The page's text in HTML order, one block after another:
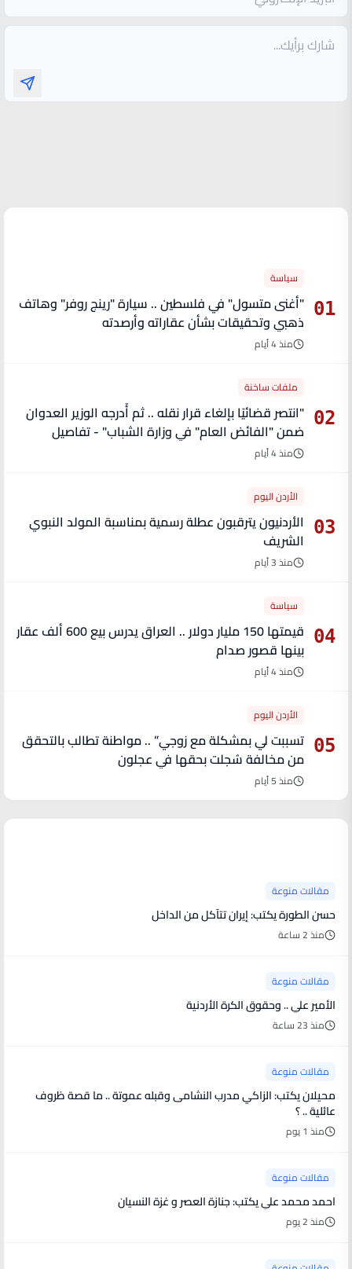
01
سياسة
"أغنى متسول" في فلسطين .. سيارة "رينج روفر" وهاتف
ذهبي وتحقيقات بشأن عقاراته وأرصدته
منذ 4 أيام
02
ملفات ساخنة
"انتصر قضائيًا بإلغاء قرار نقله .. ثم أُدرجه الوزير العدوان
ضمن "الفائض العام" في وزارة الشباب" - تفاصيل
منذ 4 أيام
03
الأردن اليوم
الأردنيون يترقبون عطلة رسمية بمناسبة المولد النبوي
الشريف
منذ 3 أيام
04
سياسة
قيمتها 150 مليار دولار .. العراق يدرس بيع 600 ألف عقار
بينها قصور صدام
منذ 4 أيام
05
الأردن اليوم
تسببت لي بمشكلة مع زوجي” .. مواطنة تطالب بالتحقق
من مخالفة سُجلت بحقها في عجلون
منذ 5 أيام
مقالات منوعة
حسن الطورة يكتب: إيران تتآكل من الداخل
منذ 2 ساعة
مقالات منوعة
الأمير علي .. وحقوق الكرة الأردنية
منذ 23 ساعة
مقالات منوعة
محيلان يكتب: الزاكي مدرب النشامى وقبله عموتة .. ما قصة ظروف
عائلية .. ؟
منذ 1 يوم
مقالات منوعة
احمد محمد علي يكتب: جنازة العصر و غزة النسيان
منذ 2 يوم